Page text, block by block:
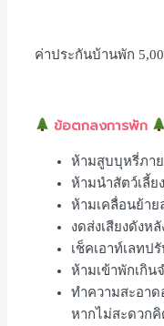
ค่าประกันบ้านพัก
ข้อตกลงการพัก
ห้ามสูบบุหรี่ภา
ห้ามนำสัตว์เลี้ย
ห้ามเคลื่อนย้าย
งดส่งเสียงดังหลั
เช็คเอาท์เลทป
ห้ามเข้าพักเกิน
ทำความสะอา
หากไม่สะดวก